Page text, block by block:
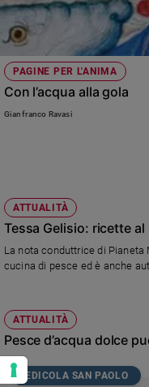
PAGINE PER L'ANIMA
Con l’acqua alla gola
Gianfranco Ravasi
ATTUALITÀ
Tessa Gelisio: ricette
La nota conduttrice di Pianeta
cucina di pesce ed è anche
ATTUALITÀ
Pesce d’acqua dolce
EDICOLA SAN PAOLO